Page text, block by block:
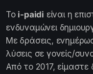
Το i-paidi είναι η
ενδυναμώνει
Με δράσεις,
λύσεις σε γονείς/
Από το 2017,